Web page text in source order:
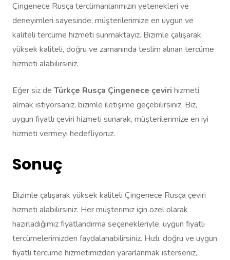
Çingenece Rusça tercümanlarımızın yetenekleri ve
deneyimleri sayesinde, müşterilerimize en uygun ve
kaliteli tercüme hizmeti sunmaktayız. Bizimle çalışarak,
yüksek kaliteli, doğru ve zamanında teslim alınan tercüme
hizmeti alabilirsiniz.
Eğer siz de Türkçe Rusça Çingenece çeviri hizmeti
almak istiyorsanız, bizimle iletişime geçebilirsiniz. Biz,
uygun fiyatlı çeviri hizmeti sunarak, müşterilerimize en iyi
hizmeti vermeyi hedefliyoruz.
Sonuç
Bizimle çalışarak yüksek kaliteli Çingenece Rusça çeviri
hizmeti alabilirsiniz. Her müşterimiz için özel olarak
hazırladığımız fiyatlandırma seçenekleriyle, uygun fiyatlı
tercümelerimizden faydalanabilirsiniz. Hızlı, doğru ve uygun
fiyatlı tercüme hizmetimizden yararlanmak isterseniz,